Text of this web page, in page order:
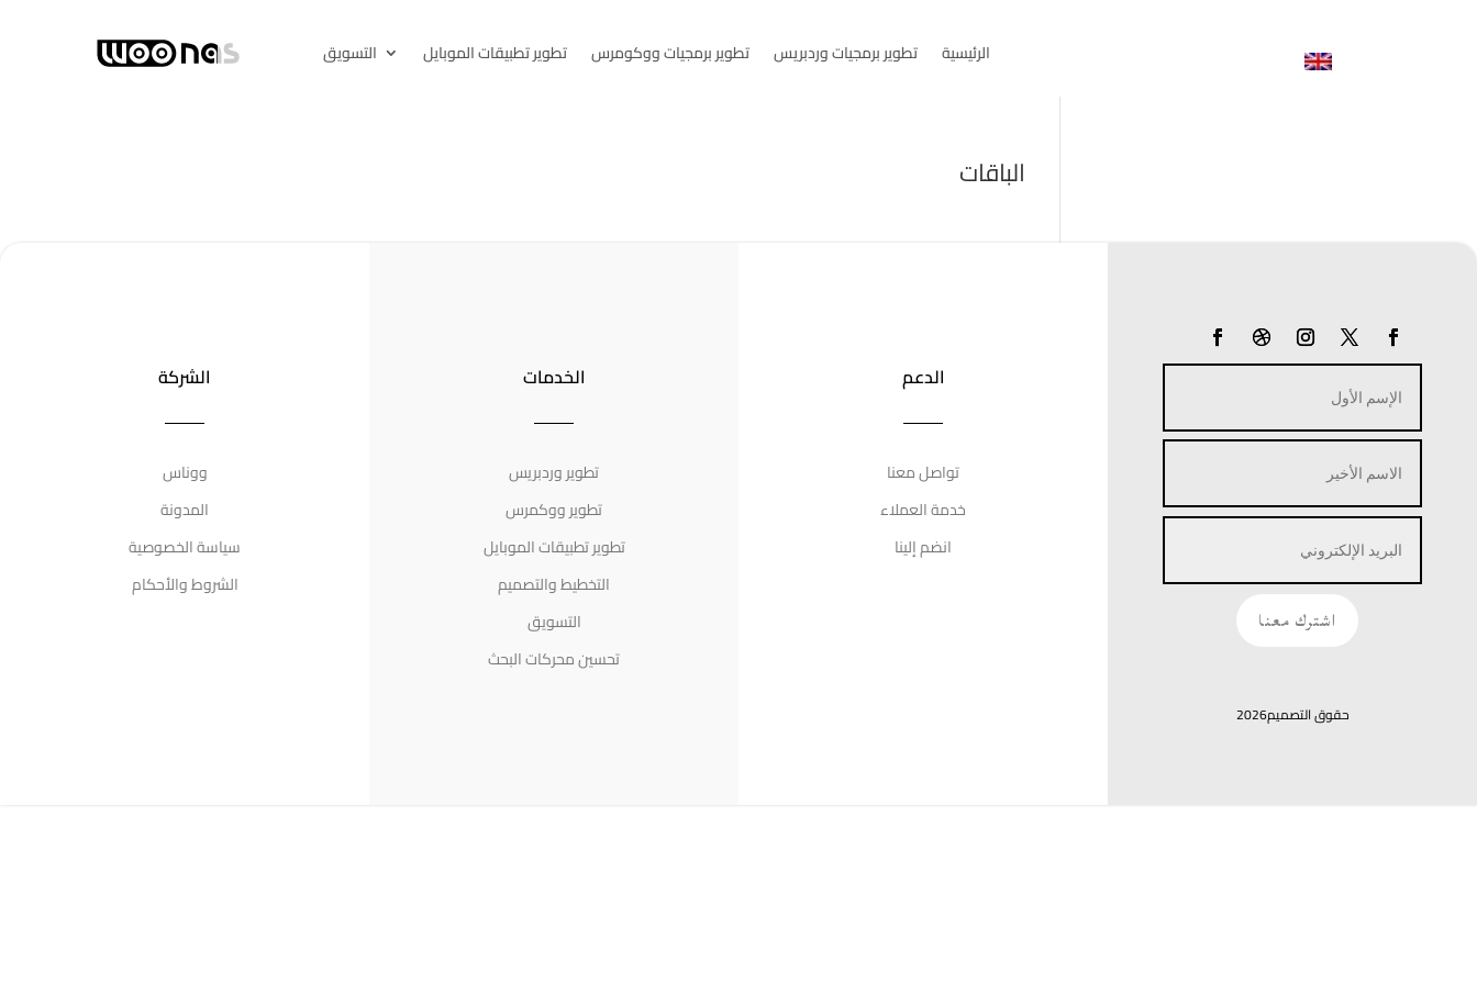
الرئيسية تطوير برمجيات وردبريس تطوير برمجيات ووكومرس تطوير تطبيقات الموبايل التسويق
الباقات
الشركة
ووناس
المدونة
سياسة الخصوصية
الشروط والأحكام
الخدمات
تطوير وردبريس
تطوير ووكمرس
تطوير تطبيقات الموبايل
التخطيط والتصميم
التسويق
تحسين محركات البحث
الدعم
تواصل معنا
خدمة العملاء
انضم إلينا
اشترك معنا
حقوق التصميم2026